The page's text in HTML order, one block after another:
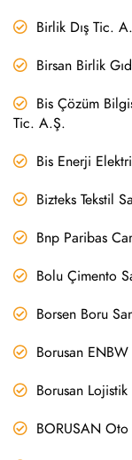
Birlik Dış Tic.
Birsan Birlik
Bis Çözüm
Tic. A.Ş.
Bis Enerji
Bizteks Tekstil
Bnp Paribas
Bolu Çimento
Borsen Boru
Borusan ENBW
Borusan
BORUSAN